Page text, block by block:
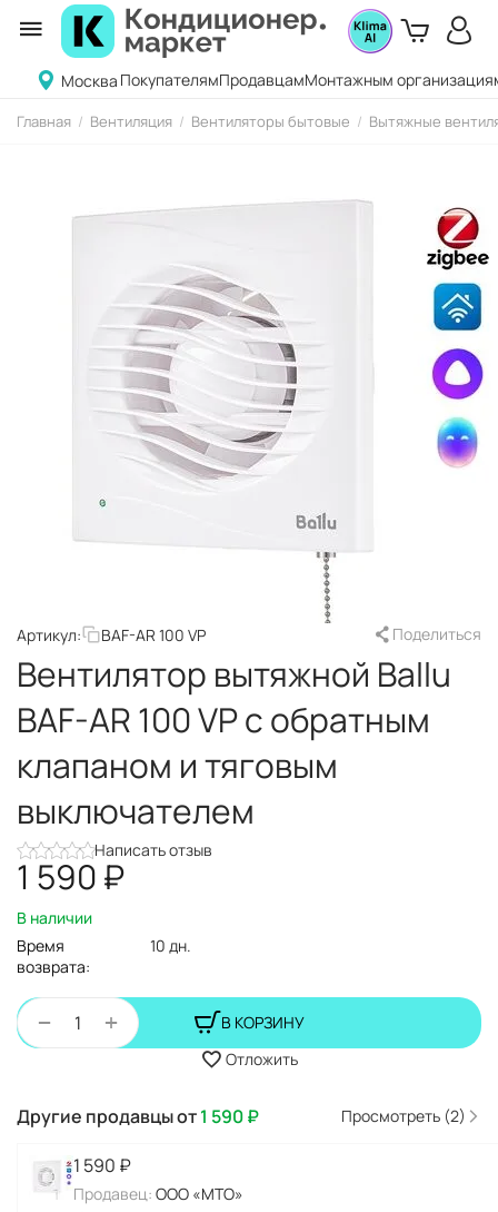
Москва ПокупателямПродавцамМонтажным
Главная / Вентиляция / Вентиляторы бытовые / Вытяжные
Артикул: BAF-AR 100 VP Поделиться
Вентилятор вытяжной Ballu
BAF-AR 100 VP с обратным
клапаном и тяговым
выключателем
Написать отзыв
1 590₽
В наличии
Время
возврата:
10 дн.
+
−
В КОРЗИНУ
Отложить
Другие продавцы от1 590₽ Просмотреть (2)
1 590 ₽
Продавец: ООО «МТО»